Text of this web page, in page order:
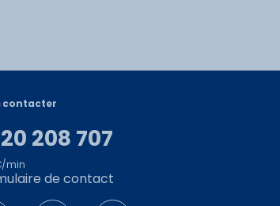
contacter
208 707
min
de contact